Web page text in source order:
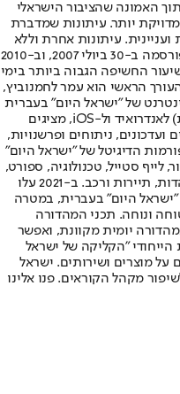
האמונה שהציבור הישראלי
יותר. עיתונות שמדברת
ועניינית. עיתונות אחרת וללא
תשלום. המהדורה המודפסת הראשונה פורסמה ב-30 ביולי 2007, וב-2010
החשיפה הגבוה ביותר בימי
הראשי הוא עמר לחמנוביץ,
של "ישראל היום" בעברית
ובאנגלית, כמו כן היישומונים (אפליקציות) לאנדרואיד ול-iOS, מציגים
ניתוחים ופרשנויות,
הדיגיטל של "ישראל היום"
לייף סטייל, טכנולוגיה, ספורט,
כלכלה וצרכנות, בריאות, חיילים, אוכל, יהדות, תיירות ורכב. ב-2021 עלו
היום" בעברית, במטרה
ונוחה. תכני המהדורה
יומית מקוונת, ואפשר
הייחודי "הקליקה של ישראל
על מוצרים ושירותים. ישראל
מקהל הקוראים. פנו אלינו